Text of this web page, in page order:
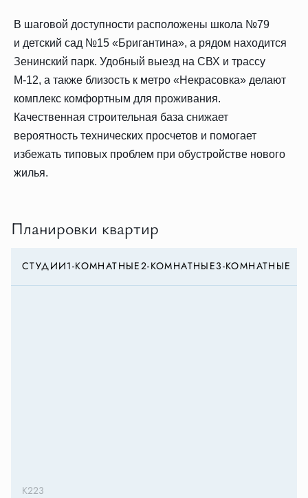
В шаговой доступности расположены школа №79
и детский сад №15 «Бригантина», а рядом находится
Зенинский парк. Удобный выезд на СВХ и трассу
М-12, а также близость к метро «Некрасовка» делают
комплекс комфортным для проживания.
Качественная строительная база снижает
вероятность технических просчетов и помогает
избежать типовых проблем при обустройстве нового
жилья.
Планировки квартир
СТУДИИ1-КОМНАТНЫЕ2-КОМНАТНЫЕ3-КОМНАТНЫЕ
К223